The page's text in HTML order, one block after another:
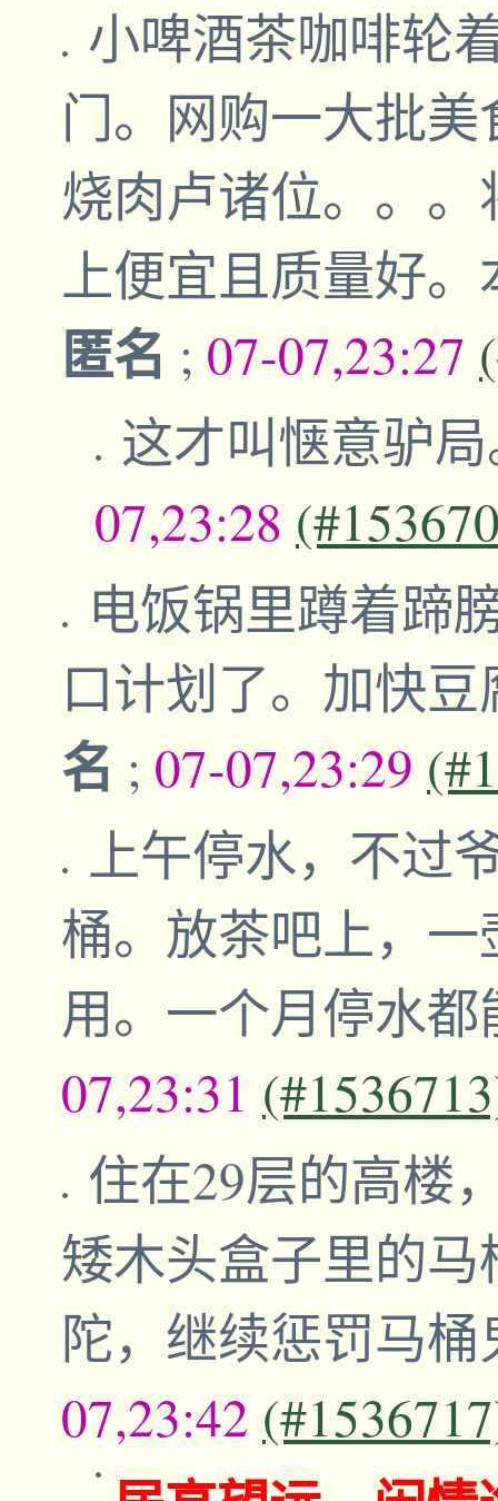
小啤酒茶咖啡轮
门。网购一大批
烧肉卢诸位。。
上便宜且质量好
匿名 ; 07-07,23:27
这才叫惬意驴
07,23:28
电饭锅里蹲着蹄
口计划了。加快
名 ; 07-07,23:29
上午停水，不过
桶。放茶吧上，
用。一个月停水
07,23:31
住在29层的高楼
矮木头盒子里的
陀，继续惩罚马桶
07,23:42